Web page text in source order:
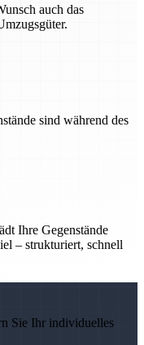
auch das
sind während des
Ihre Gegenstände
– strukturiert, schnell
Sie Ihr individuelles